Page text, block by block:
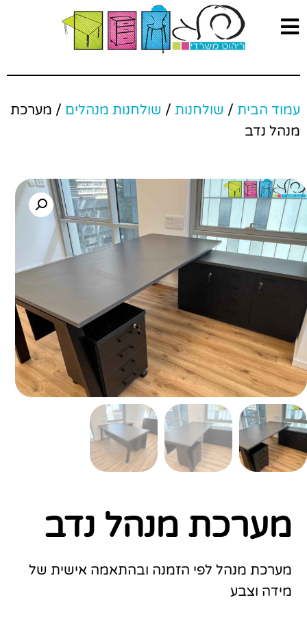
עמוד הבית/ שולחנות/ שולחנות מנהלים/ מערכת
מנהל נדב
מערכת מנהל נדב
מערכת מנהל לפי הזמנה ובהתאמה אישית של
מידה וצבע